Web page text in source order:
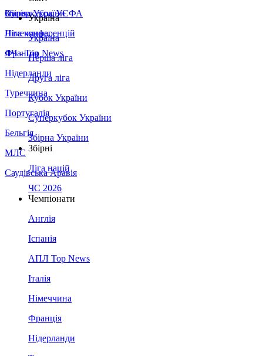
Збірна України
Італія
Німеччина
Франція
Нідерланди
Туреччина
Португалія
Бельгія
МЛС
Саудівська Аравія
Суперкубок УЄФА
Ліга конференцій
ЛЧ - Top News
Україна
Україна
Перша ліга
Друга ліга
Кубок України
Суперкубок України
Збірна України
Збірні
Ліга націй
ЧС 2026
Чемпіонати
Англія
Іспанія
АПЛ Top News
Італія
Німеччина
Франція
Нідерланди